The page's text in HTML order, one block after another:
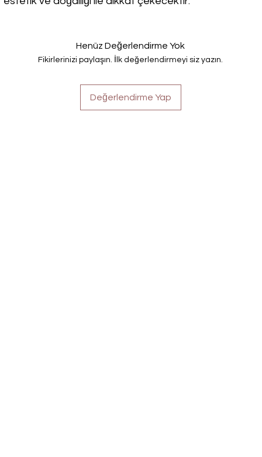
Henüz Değerlendirme Yok
Fikirlerinizi paylaşın. İlk değerlendirmeyi siz yazın.
Değerlendirme Yap